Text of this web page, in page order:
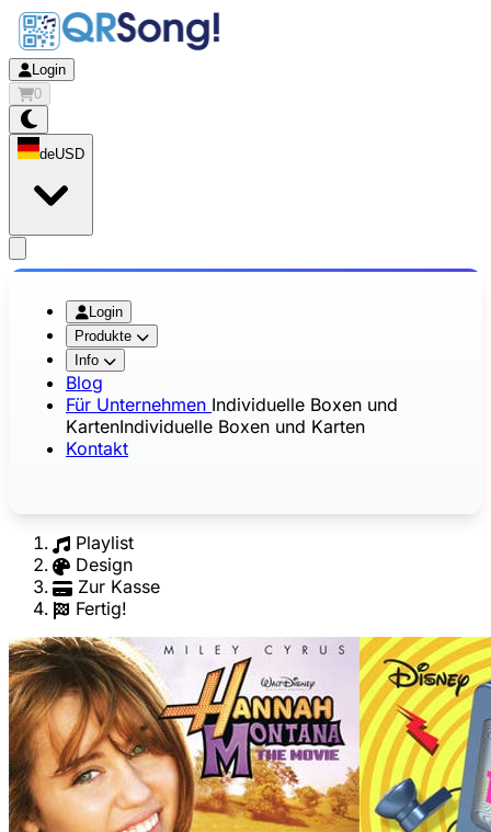
Login
0
deUSD
Login
Produkte
Info
Blog
Für Unternehmen Individuelle Boxen und
KartenIndividuelle Boxen und Karten
Kontakt
Playlist
Design
Zur Kasse
Fertig!